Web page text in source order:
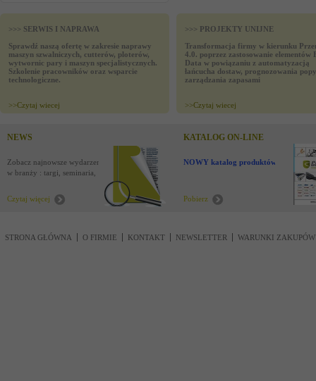
>>> SERWIS I NAPRAWA
Sprawdź naszą ofertę w zakresie naprawy
maszyn szwalniczych, cutterów, ploterów,
wytwornic pary i maszyn specjalistycznych.
Szkolenie pracowników oraz wsparcie
technologiczne.
>>Czytaj wiecej
>>> PROJEKTY UNIJNE
Transformacja firmy w kierunku
4.0. poprzez zastosowanie elementów
Data w powiązaniu z automatyzacją
łańcucha dostaw, prognozowania
zarządzania zapasami
>>Czytaj wiecej
NEWS
Zobacz najnowsze wydarzenia
w branży : targi, seminaria,
Czytaj więcej
KATALOG ON-LINE
NOWY katalog produktów !
Pobierz
STRONA GŁÓWNA O FIRMIE KONTAKT NEWSLETTER WARUNKI ZAKUPÓW